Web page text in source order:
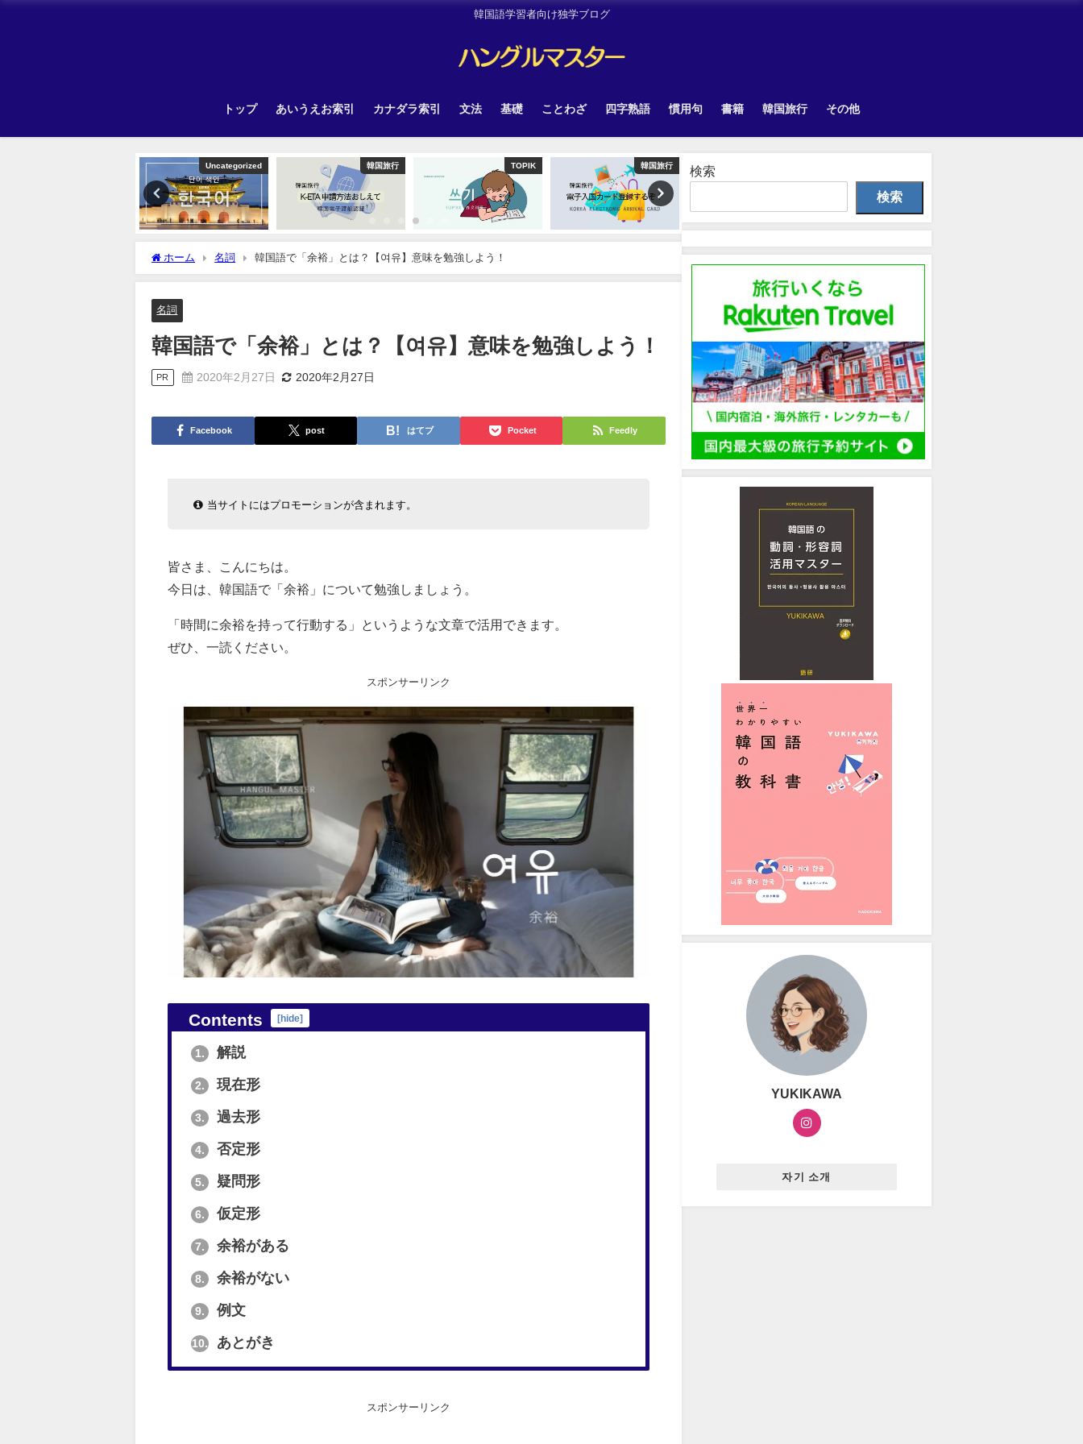
韓国語学習者向け独学ブログ
トップ あいうえお索引 カナダラ索引 文法 基礎 ことわざ 四字熟語 慣用句 書籍 韓国旅行 その他
Uncategorized 韓国旅行 TOPIK 韓国旅行
ホーム 名詞 韓国語で「余裕」とは？【여유】意味を勉強しよう！
名詞
韓国語で「余裕」とは？【여유】意味を勉強しよう！
PR 2020年2月27日 2020年2月27日
Facebook post はてブ Pocket Feedly
当サイトにはプロモーションが含まれます。
皆さま、こんにちは。
今日は、韓国語で「余裕」について勉強しましょう。
「時間に余裕を持って行動する」というような文章で活用できます。
ぜひ、一読ください。
スポンサーリンク
Contents [hide]
1. 解説
2. 現在形
3. 過去形
4. 否定形
5. 疑問形
6. 仮定形
7. 余裕がある
8. 余裕がない
9. 例文
10. あとがき
スポンサーリンク
検索
検索
YUKIKAWA
자기 소개